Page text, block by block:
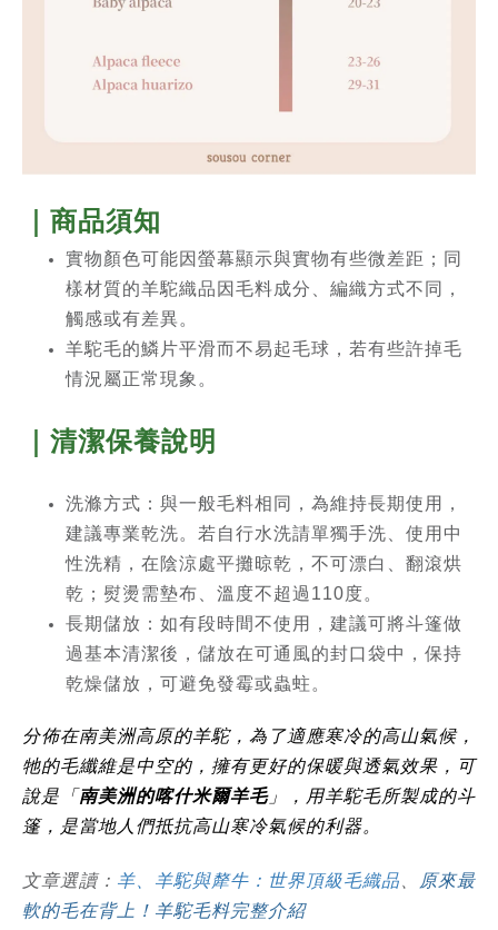
｜商品須知
實物顏色可能因螢幕顯示與實物有些微差距；同
樣材質的羊駝織品因毛料成分、編織方式不同，
觸感或有差異。
羊駝毛的鱗片平滑而不易起毛球，若有些許掉毛
情況屬正常現象。
｜清潔保養說明
洗滌方式：與一般毛料相同，為維持長期使用，
建議專業乾洗。若自行水洗請單獨手洗、使用中
性洗精，在陰涼處平攤晾乾，不可漂白、翻滾烘
乾；熨燙需墊布、溫度不超過110度。
長期儲放：如有段時間不使用，建議可將斗篷做
過基本清潔後，儲放在可通風的封口袋中，保持
乾燥儲放，可避免發霉或蟲蛀。
分佈在南美洲高原的羊駝，為了適應寒冷的高山氣候，
牠的毛纖維是中空的，擁有更好的保暖與透氣效果，可
說是「 南美洲的喀什米爾羊毛」，用羊駝毛所製成的斗
篷，是當地人們抵抗高山寒冷氣候的利器。
文章選讀： 羊、羊駝與犛牛：世界頂級毛織品
原來最
軟的毛在背上！羊駝毛料完整介紹